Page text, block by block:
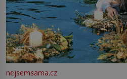
nejsemsama.cz